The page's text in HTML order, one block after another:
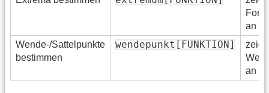
an
Wende-/Sattelpunkte
bestimmen
wendepunkt[FUNKTION]
zeigt
an